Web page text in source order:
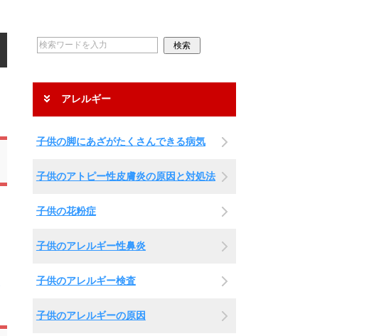
アレルギー
子供の脚にあざがたくさんできる病気
子供のアトピー性皮膚炎の原因と対処法
子供の花粉症
子供のアレルギー性鼻炎
子供のアレルギー検査
子供のアレルギーの原因